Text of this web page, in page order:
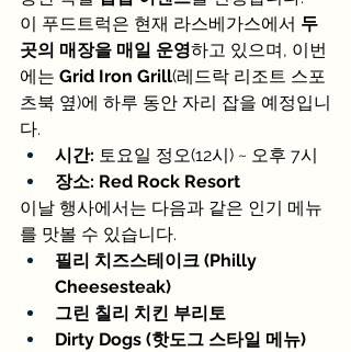
이 푸드트럭은 현재 라스베가스에서 두
곳의 매장을 매일 운영하고 있으며, 이번
에는 Grid Iron Grill(레드락 리조트 스포
츠북 옆)에 하루 동안 자리 잡을 예정입니
다.
시간: 토요일 정오(12시) ~ 오후 7시
장소: Red Rock Resort
이날 행사에서는 다음과 같은 인기 메뉴
를 맛볼 수 있습니다.
필리 치즈스테이크 (Philly
Cheesesteak)
그린 칠리 치킨 부리토
Dirty Dogs (핫도그 스타일 메뉴)